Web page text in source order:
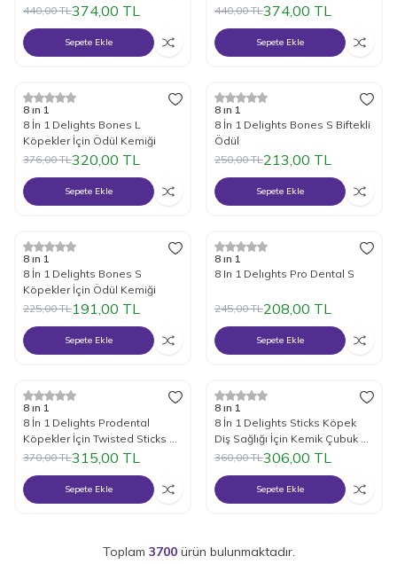
Large
440,00TL374,00 TL
Sepete Ekle
Small 7 Li
440,00TL374,00 TL
Sepete Ekle
%15İndirim
8 ın 1
8 İn 1 Delights Bones L
Köpekler İçin Ödül Kemiği
376,00TL320,00 TL
Sepete Ekle
%15İndirim
8 ın 1
8 İn 1 Delights Bones S Biftekli
Ödül
250,00TL213,00 TL
Sepete Ekle
%15İndirim
8 ın 1
8 İn 1 Delights Bones S
Köpekler İçin Ödül Kemiği
225,00TL191,00 TL
Sepete Ekle
%15İndirim
8 ın 1
8 In 1 Delıghts Pro Dental S
245,00TL208,00 TL
Sepete Ekle
%15İndirim
8 ın 1
8 İn 1 Delights Prodental
Köpekler İçin Twisted Sticks 10
Lu
370,00TL315,00 TL
Sepete Ekle
%15İndirim
8 ın 1
8 İn 1 Delights Sticks Köpek
Diş Sağlığı İçin Kemik Çubuk 90
Gr 3 Adet
360,00TL306,00 TL
Sepete Ekle
Toplam 3700ürün bulunmaktadır.